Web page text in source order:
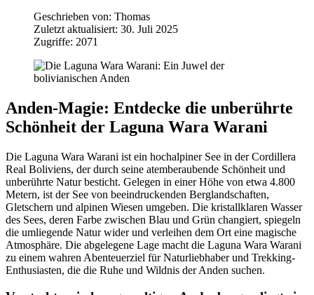
Geschrieben von: Thomas
Zuletzt aktualisiert: 30. Juli 2025
Zugriffe: 2071
Anden-Magie: Entdecke die unberührte
Schönheit der Laguna Wara Warani
Die Laguna Wara Warani ist ein hochalpiner See in der Cordillera
Real Boliviens, der durch seine atemberaubende Schönheit und
unberührte Natur besticht. Gelegen in einer Höhe von etwa 4.800
Metern, ist der See von beeindruckenden Berglandschaften,
Gletschern und alpinen Wiesen umgeben. Die kristallklaren Wasser
des Sees, deren Farbe zwischen Blau und Grün changiert, spiegeln
die umliegende Natur wider und verleihen dem Ort eine magische
Atmosphäre. Die abgelegene Lage macht die Laguna Wara Warani
zu einem wahren Abenteuerziel für Naturliebhaber und Trekking-
Enthusiasten, die die Ruhe und Wildnis der Anden suchen.